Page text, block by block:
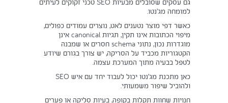
למומחה מג’נטו.
כאשר דפי מוצר נטענים לאט, נוצרים עמודים כפולים,
מיפוי הכתובות אינו תקין, תגיות canonical אינן
מוגדרות נכון, נתוני schema חסרים או שמבנה
הקטגוריות מכביד על הסריקה, יש צורך בגורם שיודע
לטפל בבעיה מתוך המערכת עצמה.
כאן מתכנת מג’נטו יכול לעבוד יחד עם איש SEO
ולהוביל שיפור משמעותי.
חנויות שחוות תקלות בקופה, בעיות סליקה או פערים